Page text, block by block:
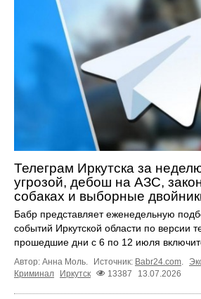
Телеграм Иркутска за
угрозой, дебош на АЗС,
собаках и выборные
Бабр представляет еженедельную
событий Иркутской области по версии
прошедшие дни с 6 по 12 июля
Автор: Анна Моль. Источник: Babr24.com.
Криминал
Иркутск 13387 13.07.2026